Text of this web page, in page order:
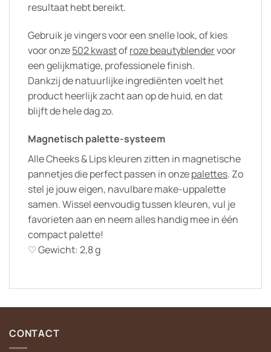
resultaat hebt bereikt.
Gebruik je vingers voor een snelle look, of kies
voor onze502 kwastofroze beautyblendervoor
een gelijkmatige, professionele finish.
Dankzij de natuurlijke ingrediënten voelt het
product heerlijk zacht aan op de huid, en dat
blijft de hele dag zo.
Magnetisch palette-systeem
Alle Cheeks & Lips kleuren zitten in magnetische
pannetjes die perfect passen in onzepalettes. Zo
stel je jouw eigen, navulbare make-uppalette
samen. Wissel eenvoudig tussen kleuren, vul je
favorieten aan en neem alles handig mee in één
compact palette!
♡ Gewicht: 2,8 g
CONTACT